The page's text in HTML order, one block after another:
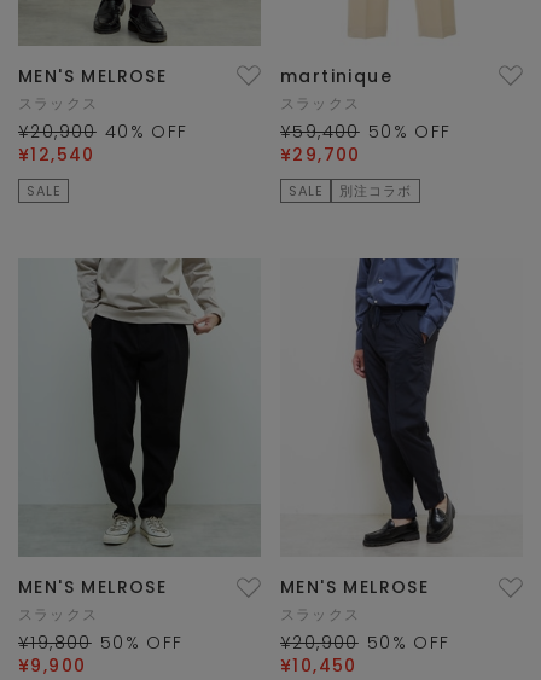
MEN'S MELROSE
スラックス
¥20,900 40 % OFF
¥12,540
SALE
martinique
スラックス
¥59,400 50 % OFF
¥29,700
SALE 別注コラボ
MEN'S MELROSE
スラックス
¥19,800 50 % OFF
¥9,900
MEN'S MELROSE
スラックス
¥20,900 50 % OFF
¥10,450